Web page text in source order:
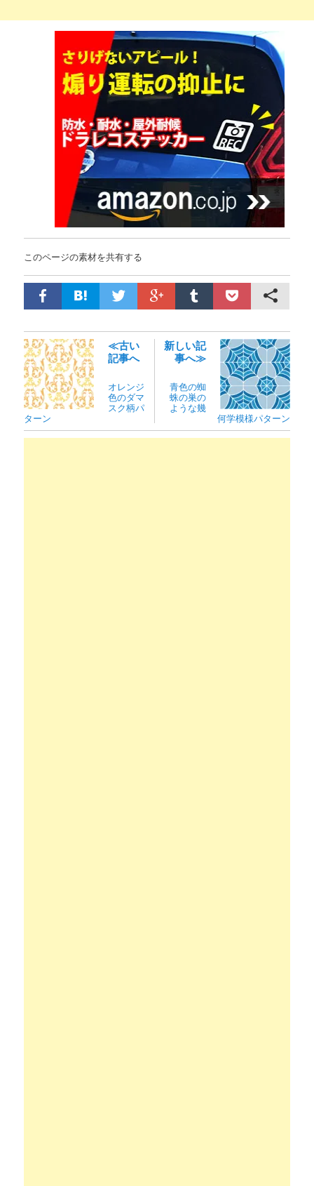
このページの素材を共有する
≪古い
記事へ
オレンジ
色のダマ
スク柄パ
ターン
新しい記
事へ≫
青色の蜘
蛛の巣の
ような幾
何学模様パターン